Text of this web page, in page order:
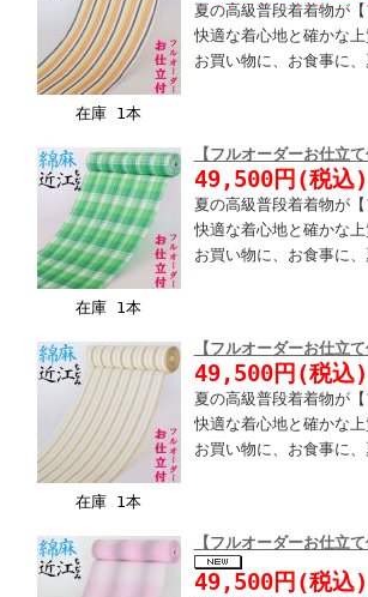
在庫 1本
夏の高級普段着着物が
快適な着心地と確かな
お買い物に、お食事に
在庫 1本
【フルオーダーお仕立
49,500円(税込)
夏の高級普段着着物が
快適な着心地と確かな
お買い物に、お食事に
在庫 1本
【フルオーダーお仕立
49,500円(税込)
夏の高級普段着着物が
快適な着心地と確かな
お買い物に、お食事に
【フルオーダーお仕立
49,500円(税込)